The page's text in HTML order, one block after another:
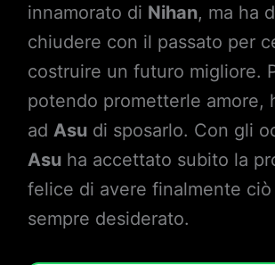
innamorato di Nihan, ma ha
chiudere con il passato per
costruire un futuro migliore.
potendo prometterle amore,
ad Asudi sposarlo. Con gli
Asuha accettato subito la
felice di avere finalmente ciò
sempre desiderato.